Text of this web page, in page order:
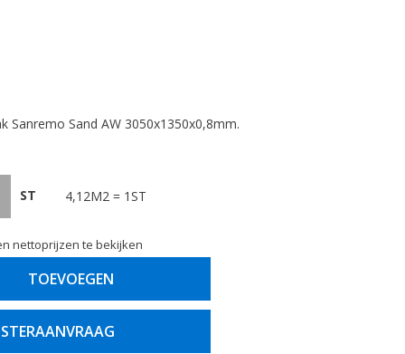
Sanremo Sand AW 3050x1350x0,8mm.
ST 4,12M2 = 1ST
nettoprijzen te bekijken
TOEVOEGEN